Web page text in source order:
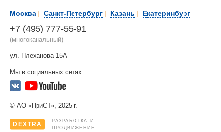
Москва | Санкт-Петербург | Казань | Екатеринбург
+7 (495) 777-55-91
(многоканальный)
ул. Плеханова 15А
Мы в социальных сетях:
© АО «ПриСТ», 2025 г.
DEXTRA
РАЗРАБОТКА И
ПРОДВИЖЕНИЕ